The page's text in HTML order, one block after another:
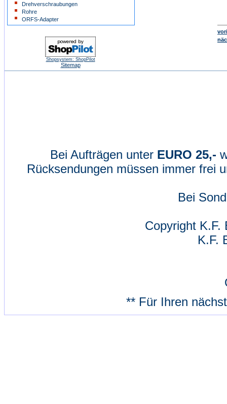
Drehverschraubungen
Rohre
ORFS-Adapter
Shopsystem: ShopPilot
Sitemap
Bei Aufträgen unter EURO 25,-
Rücksendungen müssen immer frei
Bei
Copyright
K.F.
** Für Ihren